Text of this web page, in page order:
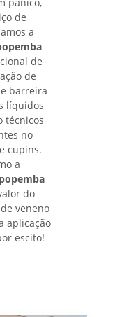
pânico,
de
a
de
de
barreira
líquidos
técnicos
no
cupins.
a
do
veneno
aplicação
escito!